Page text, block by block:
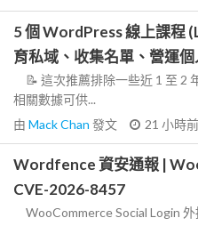
5 個 WordPress 線上課程
育私域、收集名單、營運
📝 這次推薦排除一些近 1 至 2
相關數據可供...
由 Mack Chan 發文 21 小時前
Wordfence 資安通報 |
CVE-2026-8457
WooCommerce Social Login